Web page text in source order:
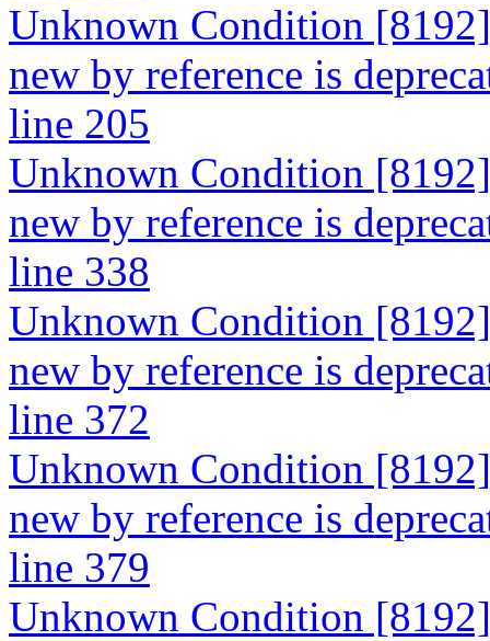
Unknown Condition
new by reference is
line 205
Unknown Condition
new by reference is
line 338
Unknown Condition
new by reference is
line 372
Unknown Condition
new by reference is
line 379
Unknown Condition